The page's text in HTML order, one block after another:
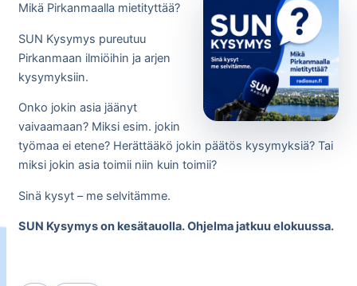
Mikä Pirkanmaalla mietityttää?
SUN Kysymys pureutuu
Pirkanmaan ilmiöihin ja arjen
kysymyksiin.
Onko jokin asia jäänyt
vaivaamaan? Miksi esim. jokin
työmaa ei etene? Herättääkö jokin päätös kysymyksiä? Tai
miksi jokin asia toimii niin kuin toimii?
Sinä kysyt – me selvitämme.
SUN Kysymys on kesätauolla. Ohjelma jatkuu elokuussa.